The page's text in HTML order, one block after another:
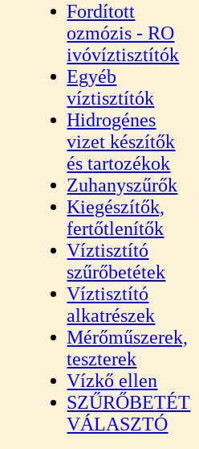
Fordított
ozmózis - RO
ivóvíztisztítók
Egyéb
víztisztítók
Hidrogénes
vizet készítők
és tartozékok
Zuhanyszűrők
Kiegészítők,
fertőtlenítők
Víztisztító
szűrőbetétek
Víztisztító
alkatrészek
Mérőműszerek,
teszterek
Vízkő ellen
SZŰRŐBETÉT
VÁLASZTÓ